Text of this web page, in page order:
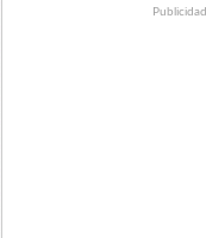
Publicidad